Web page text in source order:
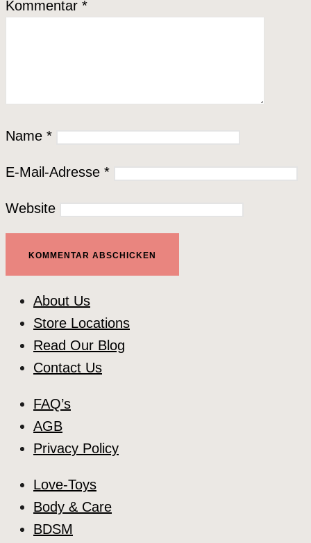
Kommentar *
Name *
E-Mail-Adresse *
Website
About Us
Store Locations
Read Our Blog
Contact Us
FAQ’s
AGB
Privacy Policy
Love-Toys
Body & Care
BDSM